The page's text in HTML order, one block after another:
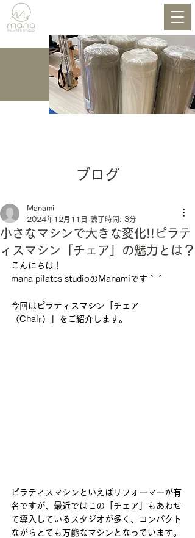
ブログ
小さなマシンで大きな変化!!ピラテ
ィスマシン「チェア」の魅力とは？
Manami
2024年12月11日 読了時間: 3分
こんにちは！
mana pilates studioのManamiです＾＾
今回はピラティスマシン「チェア
（Chair）」をご紹介します。
ピラティスマシンといえばリフォーマーが有
名ですが、最近ではこの「チェア」もあわせ
て導入しているスタジオが多く、コンパクト
ながらとても万能なマシンとなっています。